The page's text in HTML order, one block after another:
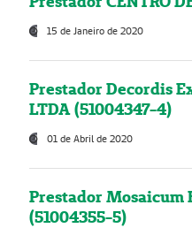
15 de Janeiro de 2020
Prestador Decordis
LTDA (51004347-4)
01 de Abril de 2020
Prestador Mosaicum
(51004355-5)